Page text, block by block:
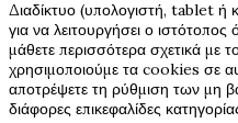
Διαδίκτυο (υπολογιστή, tablet ή
για να λειτουργήσει ο
μάθετε περισσότερα σχετικά με
χρησιμοποιούμε τα cookies σε
αποτρέψετε τη ρύθμιση των μη
διάφορες επικεφαλίδες